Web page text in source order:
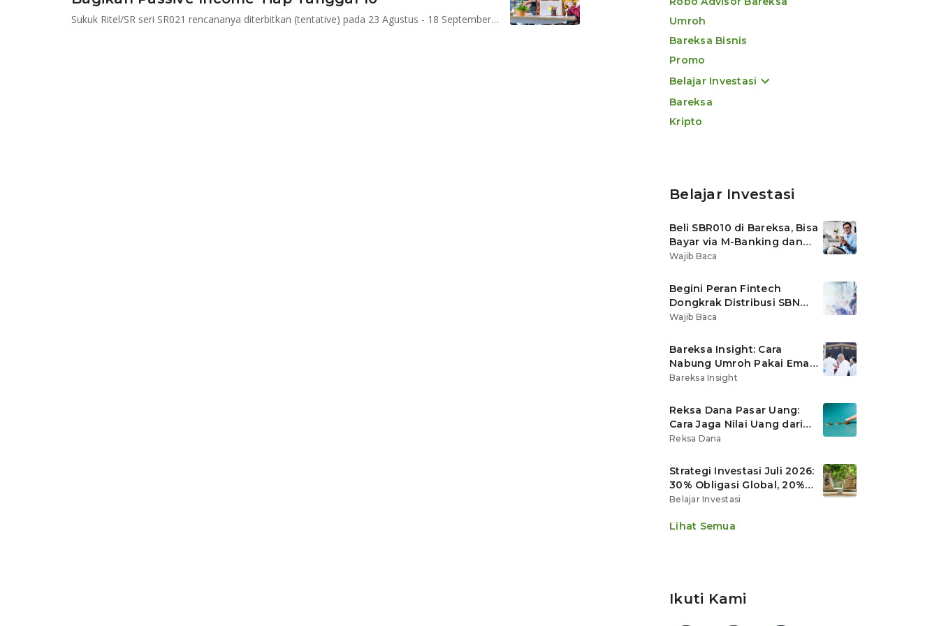
Sukuk Ritel/SR seri SR021 rencananya diterbitkan (tentative) pada 23 Agustus - 18 September 2024
Umroh
Bareksa Bisnis
Promo
Belajar Investasi
Bareksa
Kripto
Belajar Investasi
Beli SBR010 di Bareksa, Bisa
Bayar via M-Banking dan
OVO di Tokopedia
Wajib Baca
Begini Peran Fintech
Dongkrak Distribusi SBN
Ritel
Wajib Baca
Bareksa Insight: Cara
Nabung Umroh Pakai Emas
Digital agar Nilainya
Bareksa Insight
Reksa Dana Pasar Uang:
Cara Jaga Nilai Uang dari
Gerusan Inflasi
Reksa Dana
Strategi Investasi Juli 2026:
30% Obligasi Global, 20%
Emas, Saham Ekspor Jadi
Belajar Investasi
Lihat Semua
Ikuti Kami